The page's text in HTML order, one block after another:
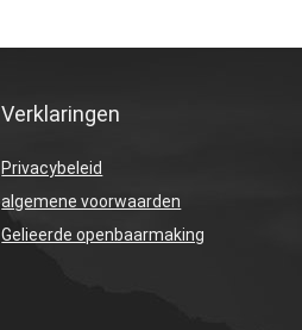
Verklaringen
Privacybeleid
algemene voorwaarden
Gelieerde openbaarmaking